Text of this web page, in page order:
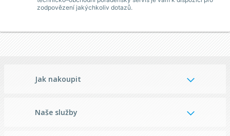
zodpovězení jakýchkoliv dotazů.
Jak nakoupit
Naše služby